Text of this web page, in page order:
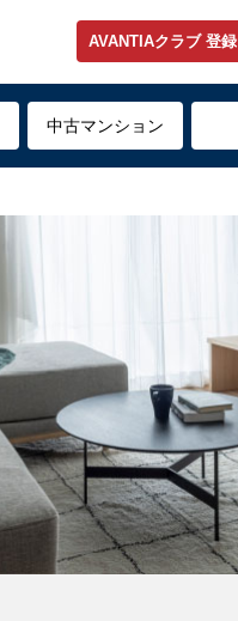
AVANTIAクラブ 登録
中古マンション